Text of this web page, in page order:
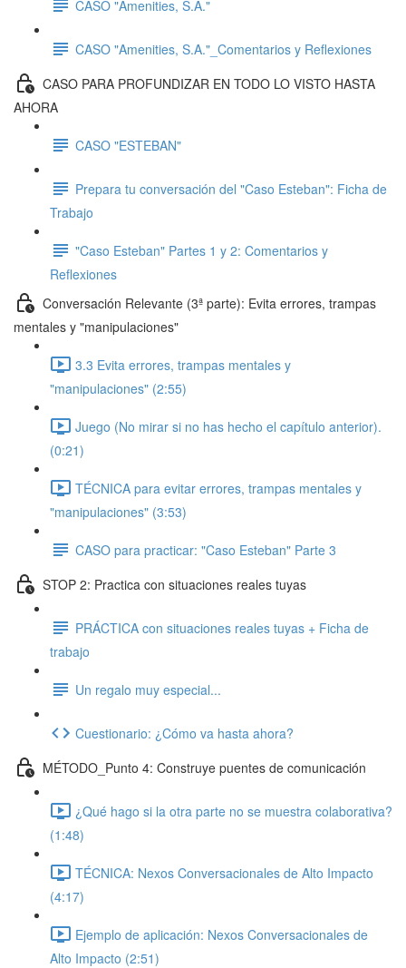
CASO "Amenities, S.A."
CASO "Amenities, S.A."_Comentarios y Reflexiones
CASO PARA PROFUNDIZAR EN TODO LO VISTO HASTA
AHORA
CASO "ESTEBAN"
Prepara tu conversación del "Caso Esteban": Ficha de
Trabajo
"Caso Esteban" Partes 1 y 2: Comentarios y
Reflexiones
Conversación Relevante (3ª parte): Evita errores, trampas
mentales y "manipulaciones"
3.3 Evita errores, trampas mentales y
"manipulaciones" (2:55)
Juego (No mirar si no has hecho el capítulo anterior).
(0:21)
TÉCNICA para evitar errores, trampas mentales y
"manipulaciones" (3:53)
CASO para practicar: "Caso Esteban" Parte 3
STOP 2: Practica con situaciones reales tuyas
PRÁCTICA con situaciones reales tuyas + Ficha de
trabajo
Un regalo muy especial...
Cuestionario: ¿Cómo va hasta ahora?
MÉTODO_Punto 4: Construye puentes de comunicación
¿Qué hago si la otra parte no se muestra colaborativa?
(1:48)
TÉCNICA: Nexos Conversacionales de Alto Impacto
(4:17)
Ejemplo de aplicación: Nexos Conversacionales de
Alto Impacto (2:51)